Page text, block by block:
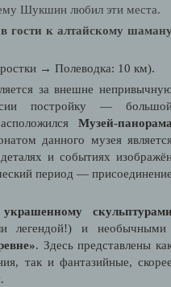
Шукшин любил эти места.
гости к алтайскому
→ Полеводка: 10 км).
за внешне
постройку —
Музей-
данного музея
и событиях
период —
легендой!) и необычными
. Здесь представлены
так и фантазийные,